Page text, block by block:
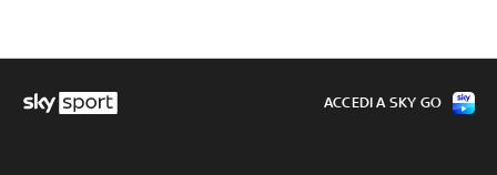
ACCEDI A SKY GO